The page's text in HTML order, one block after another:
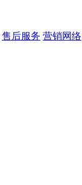
售后服务 营销网络